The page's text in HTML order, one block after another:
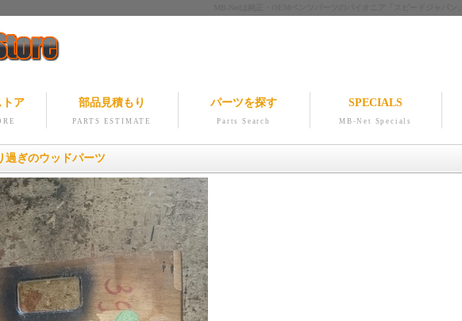
トア 部品見積もり
PARTS ESTIMATE
パーツを探す
Parts Search
SPECIALS
MB-Net Specials
過ぎのウッドパーツ